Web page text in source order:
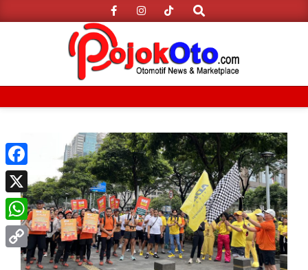
to
Search
Menu
Facebook
X
WhatsApp
Copy